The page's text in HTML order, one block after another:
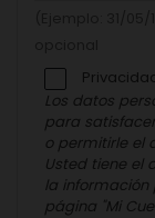
Los datos
para
o permitirle el
Usted tiene el
la información
página "Mi